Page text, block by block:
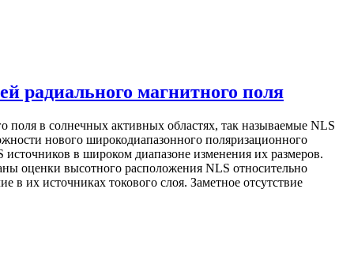
радиального магнитного поля
поля в солнечных активных областях, так называемые NLS
нового широкодиапазонного поляризационного
в широком диапазоне изменения их размеров.
оценки высотного расположения NLS относительно
их источниках токового слоя. Заметное отсутствие